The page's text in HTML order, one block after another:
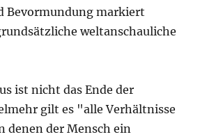
Bevormundung markiert
weltanschauliche
ist nicht das Ende der
gilt es "alle Verhältnisse
denen der Mensch ein